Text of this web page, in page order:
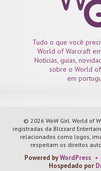
Tudo o que você
World of Warcraft
Notícias, guias,
sobre o World
em
© 2026 WoW Girl. World of
registradas da Blizzard
relacionados como logos,
respeitam os direitos
Powered byWordPress •
Hospedado por